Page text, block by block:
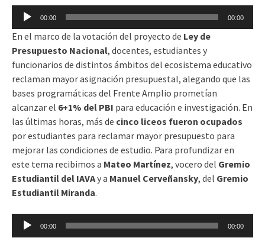
Reproductor
de
audio
00:00 00:00
En el marco de la votación del proyecto de Ley de
Presupuesto Nacional, docentes, estudiantes y
funcionarios de distintos ámbitos del ecosistema educativo
reclaman mayor asignación presupuestal, alegando que las
bases programáticas del Frente Amplio prometían
alcanzar el 6+1% del PBI para educación e investigación. En
las últimas horas, más de cinco liceos fueron ocupados
por estudiantes para reclamar mayor presupuesto para
mejorar las condiciones de estudio. Para profundizar en
este tema recibimos a Mateo Martínez, vocero del Gremio
Estudiantil del IAVAy a Manuel Cerveñansky, del Gremio
Estudiantil Miranda.
Reproductor
de
00:00 00:00